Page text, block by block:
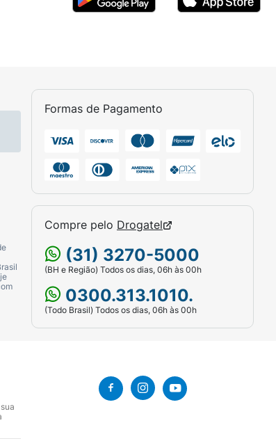
do couro cabeludo de leve a
Formas de Pagamento
Compre pelo Drogatel
(31) 3270-5000
(BH e Região) Todos os dias, 06h às 00h
0300.313.1010.
(Todo Brasil) Todos os dias, 06h às 00h